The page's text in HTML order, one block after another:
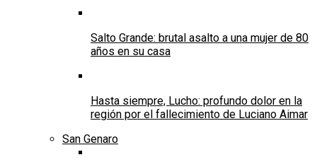
Salto Grande: brutal asalto a una mujer de 80
años en su casa
Hasta siempre, Lucho: profundo dolor en la
región por el fallecimiento de Luciano Aimar
San Genaro